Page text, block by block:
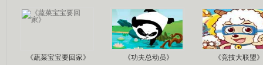
《蔬菜宝宝要回家》 《功夫总动员》 《竞技大联盟》